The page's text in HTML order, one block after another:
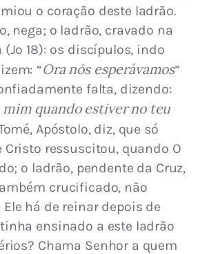
o coração deste ladrão.
nega; o ladrão, cravado na
(Jo 18): os discípulos, indo
“Ora nós esperávamos”
falta, dizendo:
quando estiver no teu
Apóstolo, diz, que só
Cristo ressuscitou, quando O
o ladrão, pendente da Cruz,
crucificado, não
há de reinar depois de
ensinado a este ladrão
Chama Senhor a quem